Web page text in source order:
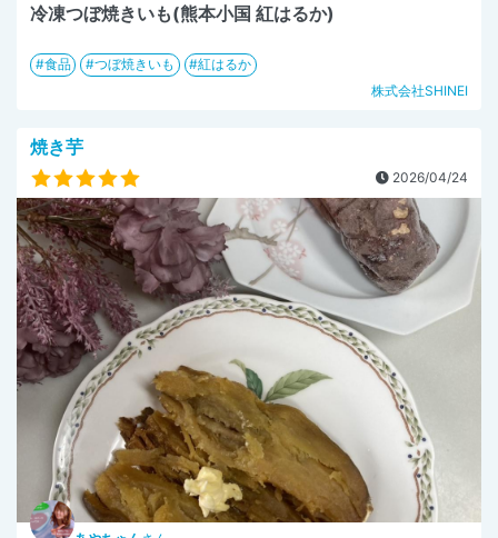
冷凍つぼ焼きいも(熊本小国 紅はるか)
食品 つぼ焼きいも
紅はるか
株式会社SHINEI
焼き芋
2026/04/24